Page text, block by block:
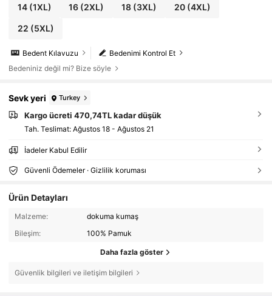
14(1XL) 16 (2XL) 18(3XL) 20(4XL)
22 (5XL)
Bedenimi Kontrol Et
Bedent Kılavuzu
Bedeniniz değil mi? Bize söyle
Sevk yeri Turkey
Kargo ücreti 470,74TL kadar düşük
Tah. Teslimat: Ağustos 18 - Ağustos 21
İadeler Kabul Edilir
Güvenli Ödemeler · Gizlilik koruması
Ürün Detayları
Malzeme:
dokuma kumaş
Bileşim:
100% Pamuk
Daha fazla göster
Güvenlik bilgileri ve iletişim bilgileri